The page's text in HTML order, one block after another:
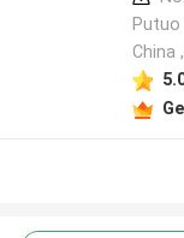
Putuo
China